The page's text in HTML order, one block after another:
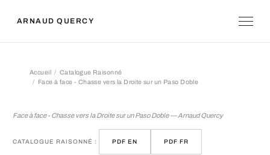
ARNAUD QUERCY
Accueil
Catalogue Raisonné
Face à face - Chasse vers la Droite sur un Paso Doble
Face à face - Chasse vers la Droite sur un Paso Doble — Arnaud Quercy
CATALOGUE RAISONNÉ : PDF EN PDF FR